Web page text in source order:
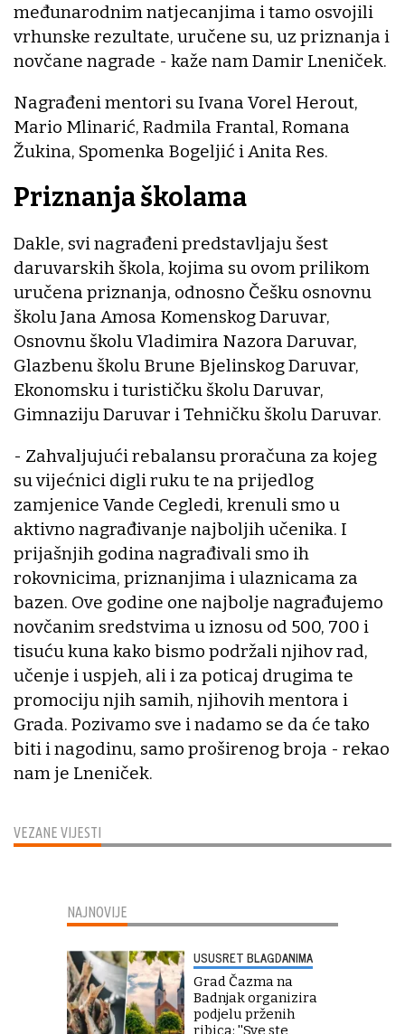
VEZANE VIJESTI
međunarodnim natjecanjima i tamo osvojili
vrhunske rezultate, uručene su, uz priznanja i
novčane nagrade - kaže nam Damir Lneniček.
Nagrađeni mentori su Ivana Vorel Herout,
Mario Mlinarić, Radmila Frantal, Romana
Žukina, Spomenka Bogeljić i Anita Res.
Priznanja školama
Dakle, svi nagrađeni predstavljaju šest
daruvarskih škola, kojima su ovom prilikom
uručena priznanja, odnosno Češku osnovnu
školu Jana Amosa Komenskog Daruvar,
Osnovnu školu Vladimira Nazora Daruvar,
Glazbenu školu Brune Bjelinskog Daruvar,
Ekonomsku i turističku školu Daruvar,
Gimnaziju Daruvar i Tehničku školu Daruvar.
- Zahvaljujući rebalansu proračuna za kojeg
su vijećnici digli ruku te na prijedlog
zamjenice Vande Cegledi, krenuli smo u
aktivno nagrađivanje najboljih učenika. I
prijašnjih godina nagrađivali smo ih
rokovnicima, priznanjima i ulaznicama za
bazen. Ove godine one najbolje nagrađujemo
novčanim sredstvima u iznosu od 500, 700 i
tisuću kuna kako bismo podržali njihov rad,
učenje i uspjeh, ali i za poticaj drugima te
promociju njih samih, njihovih mentora i
Grada. Pozivamo sve i nadamo se da će tako
biti i nagodinu, samo proširenog broja - rekao
nam je Lneniček.
NAJNOVIJE
USUSRET BLAGDANIMA
Grad Čazma na
Badnjak organizira
podjelu prženih
ribica: ''Sve ste